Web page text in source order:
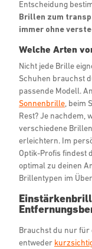
Entscheidung
Brillen zum
immer ohne
Welche Arten
Nicht jede Brille
Schuhen brauchst
passende Modell.
Sonnenbrille , beim
Rest? Je nachdem,
verschiedene
erleichtern. Im
Optik-Profis findest
optimal zu deinen
Brillentypen im
Brauchst du nur für
entweder